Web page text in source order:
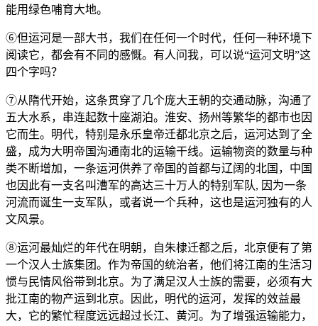
能用绿色哺育大地。
⑥但运河是一部大书，我们在任何一个时代，任何一种环境下
阅读它，都会有不同的感慨。有人问我，可以说“运河文明”这
四个字吗？
⑦从隋代开始，这条贯穿了几个庞大王朝的交通动脉，沟通了
五大水系，串连起数十座湖泊。淮安、扬州等繁华的都市也因
它而生。明代，特别是永乐皇帝迁都北京之后，运河达到了全
盛，成为大明帝国沟通南北的运输干线。运输物资的数量与种
类不断增加，一条运河供养了帝国的首都与辽阔的北国，中国
也因此有一支名叫漕军的高达三十万人的特别军队, 因为一条
河流而诞生一支军队，或者说一个兵种，这也是运河独有的人
文风景。
⑧运河最灿烂的年代在明朝，自朱棣迁都之后，北京便有了第
一个汉人士族集团。作为帝国的统治者，他们将江南的生活习
惯与民情风俗带到北京。为了满足汉人士族的需要，必须有大
批江南的物产运到北京。因此，明代的运河，发挥的效益最
大，它的繁忙程度远远超过长江、黄河。为了增强运输能力，